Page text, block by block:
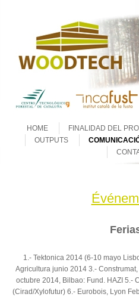
Menu
Skip to content
HOME
FINALIDAD DEL
OUTPUTS
1.- Tektonica 2014 (6-10 mayo
Agricultura junio 2014 3.-
octubre 2014, Bilbao: Fund. HAZI 5.-
(Cirad/Xylofutur) 6.- Eurobois, Lyon